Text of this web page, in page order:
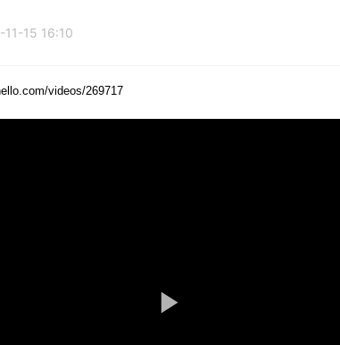
11-15 16:10